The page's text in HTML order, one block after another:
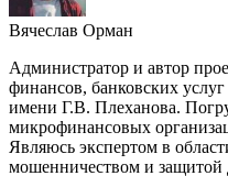
Вячеслав Орман
Администратор и автор
финансов, банковских
имени Г.В. Плеханова.
микрофинансовых
Являюсь экспертом в
мошенничеством и защитой